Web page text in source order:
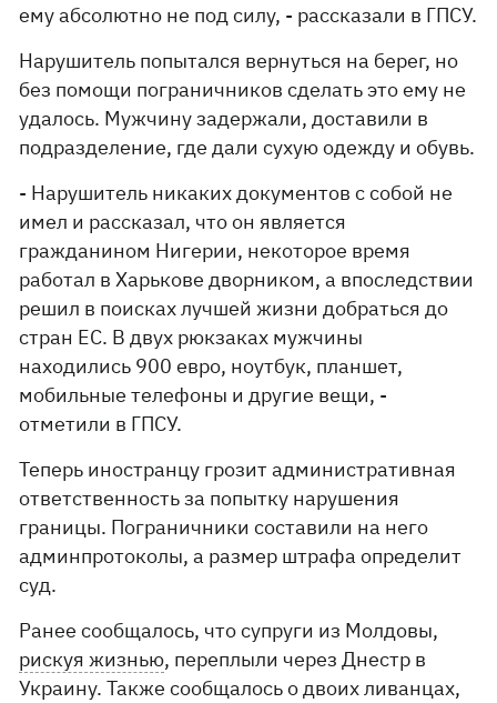
ему абсолютно не под силу, - рассказали в ГПСУ.
Нарушитель попытался вернуться на берег, но
без помощи пограничников сделать это ему не
удалось. Мужчину задержали, доставили в
подразделение, где дали сухую одежду и обувь.
- Нарушитель никаких документов с собой не
имел и рассказал, что он является
гражданином Нигерии, некоторое время
работал в Харькове дворником, а впоследствии
решил в поисках лучшей жизни добраться до
стран ЕС. В двух рюкзаках мужчины
находились 900 евро, ноутбук, планшет,
мобильные телефоны и другие вещи, -
отметили в ГПСУ.
Теперь иностранцу грозит административная
ответственность за попытку нарушения
границы. Пограничники составили на него
админпротоколы, а размер штрафа определит
суд.
Ранее сообщалось, что супруги из Молдовы,
рискуя жизнью, переплыли через Днестр в
Украину. Также сообщалось о двоих ливанцах,